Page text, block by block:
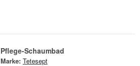
Pflege-Schaumbad
Marke: Tetesept